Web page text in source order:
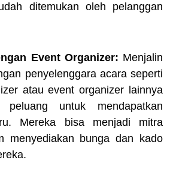
ditemukan oleh pelanggan
Event Organizer: Menjalin
penyelenggara acara seperti
atau event organizer lainnya
untuk mendapatkan
Mereka bisa menjadi mitra
menyediakan bunga dan kado